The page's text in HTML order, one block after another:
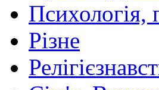
Психологія,
Різне